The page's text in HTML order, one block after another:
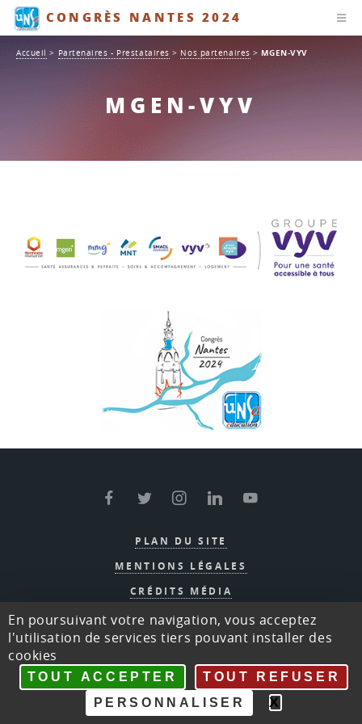
Panneau de gestion des cookies
En poursuivant votre navigation, vous acceptez
l'utilisation de services tiers pouvant installer des
cookies
TOUT ACCEPTER
TOUT REFUSER
PERSONNALISER
X
CONGRÈS NANTES 2024
MGEN-VYV
Accueil > Partenaires - Prestataires > Nos partenaires >MGEN-VYV
PLAN DU SITE
MENTIONS LÉGALES
CRÉDITS MÉDIA
©UNSA-ÉDUCATION
SITE DE GESTION CONGRÈS